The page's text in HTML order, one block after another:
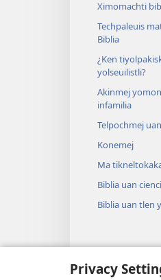
Privacy
Ximomachti
Techpaleuis
Biblia
¿Ken
yolseuilistli?
Akinmej
infamilia
Telpochmej
Konemej
Ma
Biblia uan
Biblia uan tlen